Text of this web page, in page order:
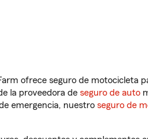
ofrece seguro de motocicleta
la proveedora de seguro de auto
emergencia, nuestro seguro de